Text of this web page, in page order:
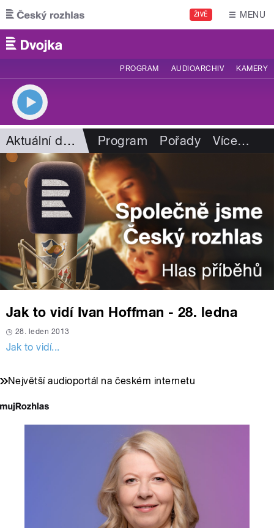
Přejít k hlavnímu obsahu
ŽIVĚ MENU
PROGRAM AUDIOARCHIV KAMERY
Aktuální dění Program Pořady Více…
Jak to vidí Ivan Hoffman - 28. ledna
28. leden 2013
Jak to vidí...
Největší audioportál na českém internetu